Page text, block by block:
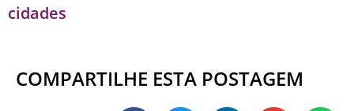
cidades
COMPARTILHE ESTA POSTAGEM